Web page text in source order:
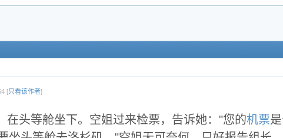
[只看该作者]
在头等舱坐下。空姐过来检票，告诉她："您的机票